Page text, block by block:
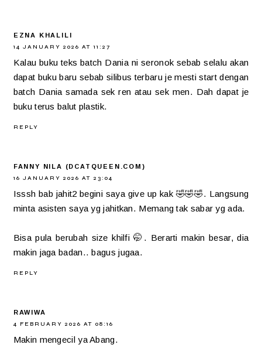
EZNA KHALILI
14 JANUARY 2026 AT 11:27
Kalau buku teks batch Dania ni seronok sebab selalu akan
dapat buku baru sebab silibus terbaru je mesti start dengan
batch Dania samada sek ren atau sek men. Dah dapat je
buku terus balut plastik.
REPLY
FANNY NILA (DCATQUEEN.COM)
16 JANUARY 2026 AT 23:04
Isssh bab jahit2 begini saya give up kak 🤣🤣🤣. Langsung
minta asisten saya yg jahitkan. Memang tak sabar yg ada.
Bisa pula berubah size khilfi 🤭. Berarti makin besar, dia
makin jaga badan.. bagus jugaa.
REPLY
RAWIWA
4 FEBRUARY 2026 AT 08:16
Makin mengecil ya Abang.